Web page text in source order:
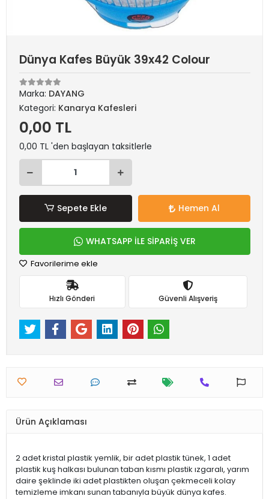
Dünya Kafes Büyük 39x42 Colour
Marka: DAYANG
Kategori: Kanarya Kafesleri
0,00 TL
0,00 TL 'den başlayan taksitlerle
Sepete Ekle Hemen Al
WHATSAPP İLE SİPARİŞ VER
Favorilerime ekle
Hızlı Gönderi Güvenli Alışveriş
Ürün Açıklaması
2 adet kristal plastik yemlik, bir adet plastik tünek, 1 adet
plastik kuş halkası bulunan taban kısmı plastik ızgaralı, yarım
daire şeklinde iki adet plastikten oluşan çekmeceli kolay
temizleme imkanı sunan tabanıyla büyük dünya kafes.